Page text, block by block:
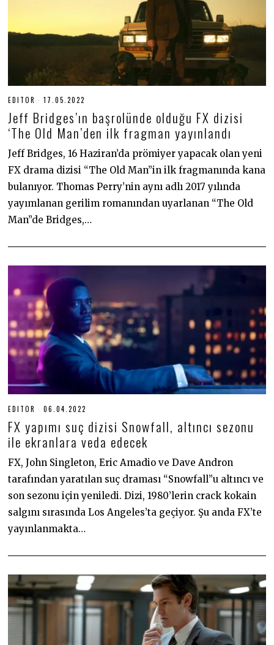
EDITOR 17.05.2022
.
0
5
2
0
2
Jeff Bridges’ın başrolünde olduğu FX dizisi
‘The Old Man’den ilk fragman yayınlandı
Jeff Bridges, 16 Haziran’da prömiyer yapacak olan yeni
FX drama dizisi “The Old Man”in ilk fragmanında kana
bulanıyor. Thomas Perry’nin aynı adlı 2017 yılında
yayımlanan gerilim romanından uyarlanan “The Old
Man”de Bridges,…
EDITOR 06.04.2022
.
4
2
0
2
2
FX yapımı suç dizisi Snowfall, altıncı sezonu
ile ekranlara veda edecek
FX, John Singleton, Eric Amadio ve Dave Andron
tarafından yaratılan suç draması “Snowfall”u altıncı ve
son sezonu için yeniledi. Dizi, 1980’lerin crack kokain
salgını sırasında Los Angeles’ta geçiyor. Şu anda FX’te
yayınlanmakta…